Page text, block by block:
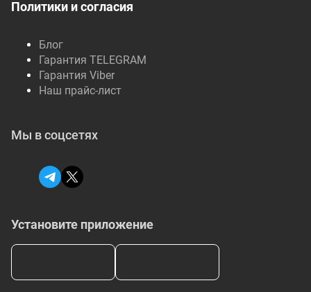
Политики и согласия
Блог
Гарантия TELEGRAM
Гарантия Viber
Наш прайс-лист
Установите приложение
Мы в соцсетях